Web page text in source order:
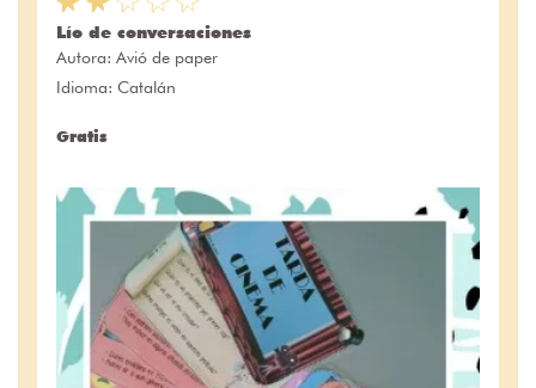
Lío de conversaciones
Autora: Avió de paper
Idioma: Catalán
Gratis